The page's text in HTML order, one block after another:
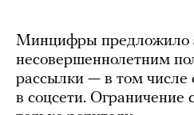
Минцифры предложило
несовершеннолетним
рассылки — в том числе
в соцсети. Ограничение